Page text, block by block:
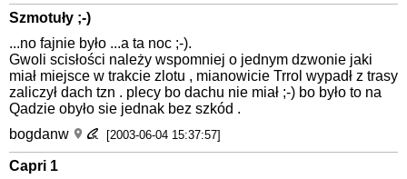
Szmotuły ;-)
...no fajnie było ...a ta noc ;-).
Gwoli scisłości należy wspomniej o jednym dzwonie jaki
miał miejsce w trakcie zlotu , mianowicie Trrol wypadł z trasy
zaliczył dach tzn . plecy bo dachu nie miał ;-) bo było to na
Qadzie obyło sie jednak bez szkód .
bogdanw
[2003-06-04 15:37:57]
Capri 1